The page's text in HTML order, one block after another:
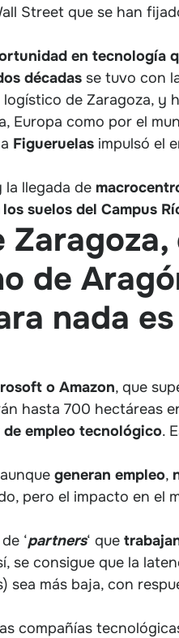
Street que se han
en tecnología
décadas se tuvo con
de Zaragoza, y
Europa como por el
a Figueruelas impulsó el
la llegada de
suelos del Campus
de
nada es
o Amazon, que
hasta 700 hectáreas
de empleo tecnológico.
generan empleo,
pero el impacto en el
‘partners‘ que
se consigue que la
sea más baja, con
compañías